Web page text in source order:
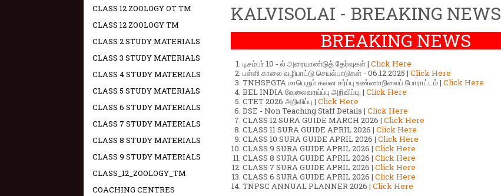
KALVISOLAI - BREAKING NEWS
BREAKING NEWS
டிசம்பர் 10 - ல் அரையாண்டுத் தேர்வுகள் | Click Here
பள்ளி காலை வழிபாட்டு செயல்பாடுகள் - 06.12.2025 | Click Here
TNHSPGTA மாபெரும் கவன ஈர்ப்பு உண்ணாநிலைப் போராட்டம் | Click Here
BEL INDIA வேலைவாய்ப்பு அறிவிப்பு. | Click Here
CTET 2026 அறிவிப்பு | Click Here
DSE - Non Teaching Staff Details | Click Here
CLASS 12 SURA GUIDE MARCH 2026 | Click Here
CLASS 11 SURA GUIDE APRIL 2026 | Click Here
CLASS 10 SURA GUIDE APRIL 2026 | Click Here
CLASS 9 SURA GUIDE APRIL 2026 | Click Here
CLASS 8 SURA GUIDE APRIL 2026 | Click Here
CLASS 7 SURA GUIDE APRIL 2026 | Click Here
CLASS 6 SURA GUIDE APRIL 2026 | Click Here
TNPSC ANNUAL PLANNER 2026 | Click Here
CLASS 12 ZOOLOGY OT TM
CLASS 12 ZOOLOGY TM
CLASS 2 STUDY MATERIALS
CLASS 3 STUDY MATERIALS
CLASS 4 STUDY MATERIALS
CLASS 5 STUDY MATERIALS
CLASS 6 STUDY MATERIALS
CLASS 7 STUDY MATERIALS
CLASS 8 STUDY MATERIALS
CLASS 9 STUDY MATERIALS
CLASS_12_ZOOLOGY_TM
COACHING CENTRES